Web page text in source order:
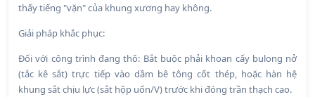
thấy tiếng "vặn" của khung xương hay không.
Giải pháp khắc phục:
Đối với công trình đang thô: Bắt buộc phải khoan cấy bulong nở
(tắc kê sắt) trực tiếp vào dầm bê tông cốt thép, hoặc hàn hệ
khung sắt chịu lực (sắt hộp uốn/V) trước khi đóng trần thạch cao.